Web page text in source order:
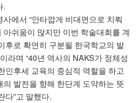
.
에서 “안타깝게 비대면으로 치뤄
쉬움이 많지만 이번 학술대회를 계
후로 확연히 구분될 한국학교의 발
라며 “40년 역사의 NAKS가 정체성
인후세 교육의 중심적 역할을 하고
발전을 향해 한단계 도약하는 뜻
다”고 말했다.